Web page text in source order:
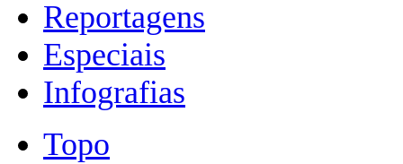
Reportagens
Especiais
Infografias
Topo